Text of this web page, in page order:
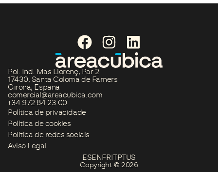
Pol. Ind. Mas Llorenç, Par 2
17430, Santa Coloma de Farners
Girona, España
comercial@areacubica.com
+34 972 84 23 00
Política de privacidade
Política de cookies
Política de redes sociais
Aviso Legal
ESEN FR PT US
Copyright © 2026